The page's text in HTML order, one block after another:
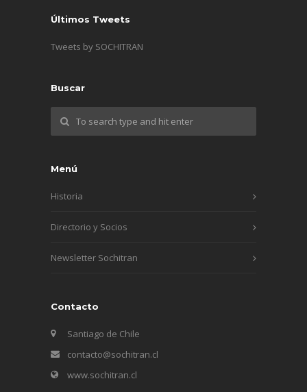
Últimos Tweets
Tweets by SOCHITRAN
Buscar
Menú
Historia
Directorio y Socios
Newsletter Sochitran
Contacto
Santiago de Chile
contacto@sochitran.cl
www.sochitran.cl